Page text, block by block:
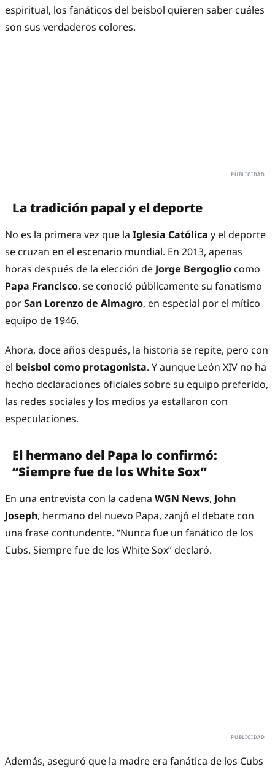
espiritual, los fanáticos del beisbol quieren saber cuáles
son sus verdaderos colores.
La tradición papal y el deporte
No es la primera vez que la Iglesia Católica y el deporte
se cruzan en el escenario mundial. En 2013, apenas
horas después de la elección de Jorge Bergoglio como
Papa Francisco, se conoció públicamente su fanatismo
porSan Lorenzo de Almagro, en especial por el mítico
equipo de 1946.
Ahora, doce años después, la historia se repite, pero con
el beisbol como protagonista. Y aunque León XIV no ha
hecho declaraciones oficiales sobre su equipo preferido,
las redes sociales y los medios ya estallaron con
especulaciones.
El hermano del Papa lo confirmó:
“Siempre fue de los White Sox”
En una entrevista con la cadena WGN News, John
Joseph, hermano del nuevo Papa, zanjó el debate con
una frase contundente. “Nunca fue un fanático de los
Cubs. Siempre fue de los White Sox” declaró.
Además, aseguró que la madre era fanática de los Cubs